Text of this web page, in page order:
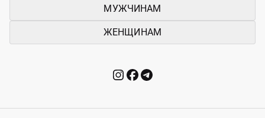
МУЖЧИНАМ
ЖЕНЩИНАМ